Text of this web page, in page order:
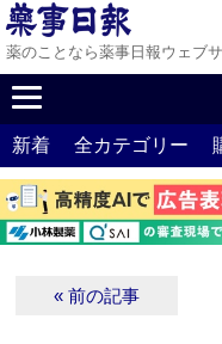
薬のことなら薬事日報ウェブ
新着 全カテゴリー
« 前の記事